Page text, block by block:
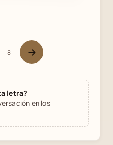
8
letra?
en los